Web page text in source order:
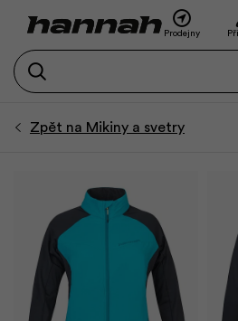
Prodejny